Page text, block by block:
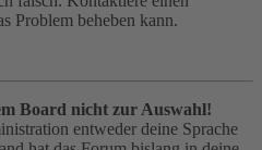
Problem beheben kann.
Board nicht zur Auswahl!
entweder deine Sprache